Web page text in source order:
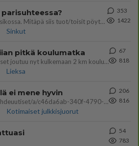
Siinäpä se kysymys on otsikossa. Mitäpä siis tuot/toisit pöytään parisuhteessa? Oletko mies vai nainen? Koetko sen mitä
Sinkut
353
1422
pitkä koulumatka
Hesarissa päivitellään lapset joutuu nyt kulkemaan 2 km kouluun jösses. Ruostefillarilla tuo matka menee vaikka miten äk
Lieksa
67
818
ei mene hyvin
https://www.iltalehti.fi/viihdeuutiset/a/c46da6ab-340f-4790-aaa7-0865eed2336 Yrityksen konkurssihakemus on tullut kärä
Kotimaiset julkkisjuorut
206
816
54
783